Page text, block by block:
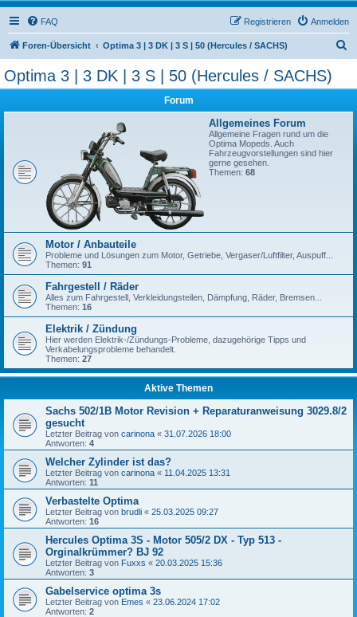
FAQ Anmelden
Registrieren
Foren-Übersicht Optima 3 | 3 DK | 3 S | 50 (Hercules / SACHS)
Optima 3 | 3 DK | 3 S | 50 (Hercules / SACHS)
Forum
Allgemeines Forum
Allgemeine Fragen rund um die
Optima Mopeds. Auch
Fahrzeugvorstellungen sind hier
gerne gesehen.
Themen: 68
Motor / Anbauteile
Probleme und Lösungen zum Motor, Getriebe, Vergaser/Luftfilter, Auspuff...
Themen: 91
Fahrgestell / Räder
Alles zum Fahrgestell, Verkleidungsteilen, Dämpfung, Räder, Bremsen...
Themen: 16
Elektrik / Zündung
Hier werden Elektrik-/Zündungs-Probleme, dazugehörige Tipps und
Verkabelungsprobleme behandelt.
Themen: 27
Aktive Themen
Sachs 502/1B Motor Revision + Reparaturanweisung 3029.8/2
gesucht
Letzter Beitrag von carinona « 31.07.2026 18:00
Antworten: 4
Welcher Zylinder ist das?
Letzter Beitrag von carinona « 11.04.2025 13:31
Antworten: 11
Verbastelte Optima
Letzter Beitrag von brudli « 25.03.2025 09:27
Antworten: 16
Hercules Optima 3S - Motor 505/2 DX - Typ 513 -
Orginalkrümmer? BJ 92
Letzter Beitrag von Fuxxs « 20.03.2025 15:36
Antworten: 3
Gabelservice optima 3s
Letzter Beitrag von Emes « 23.06.2024 17:02
Antworten: 2